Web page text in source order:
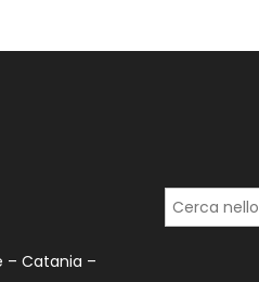
– Catania –